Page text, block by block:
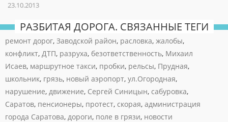
23.10.2013
РАЗБИТАЯ ДОРОГА. СВЯЗАННЫЕ ТЕГИ
ремонт дорог, Заводской район, расловка, жалобы,
конфликт, ДТП, разруха, безответственность, Михаил
Исаев, маршрутное такси, пробки, рельсы, Прудная,
школьник, грязь, новый аэропорт, ул.Огородная,
нарушение, движение, Сергей Синицын, сабуровка,
Саратов, пенсионеры, протест, скорая, администрация
города Саратова, дороги, поле в грязи, новости